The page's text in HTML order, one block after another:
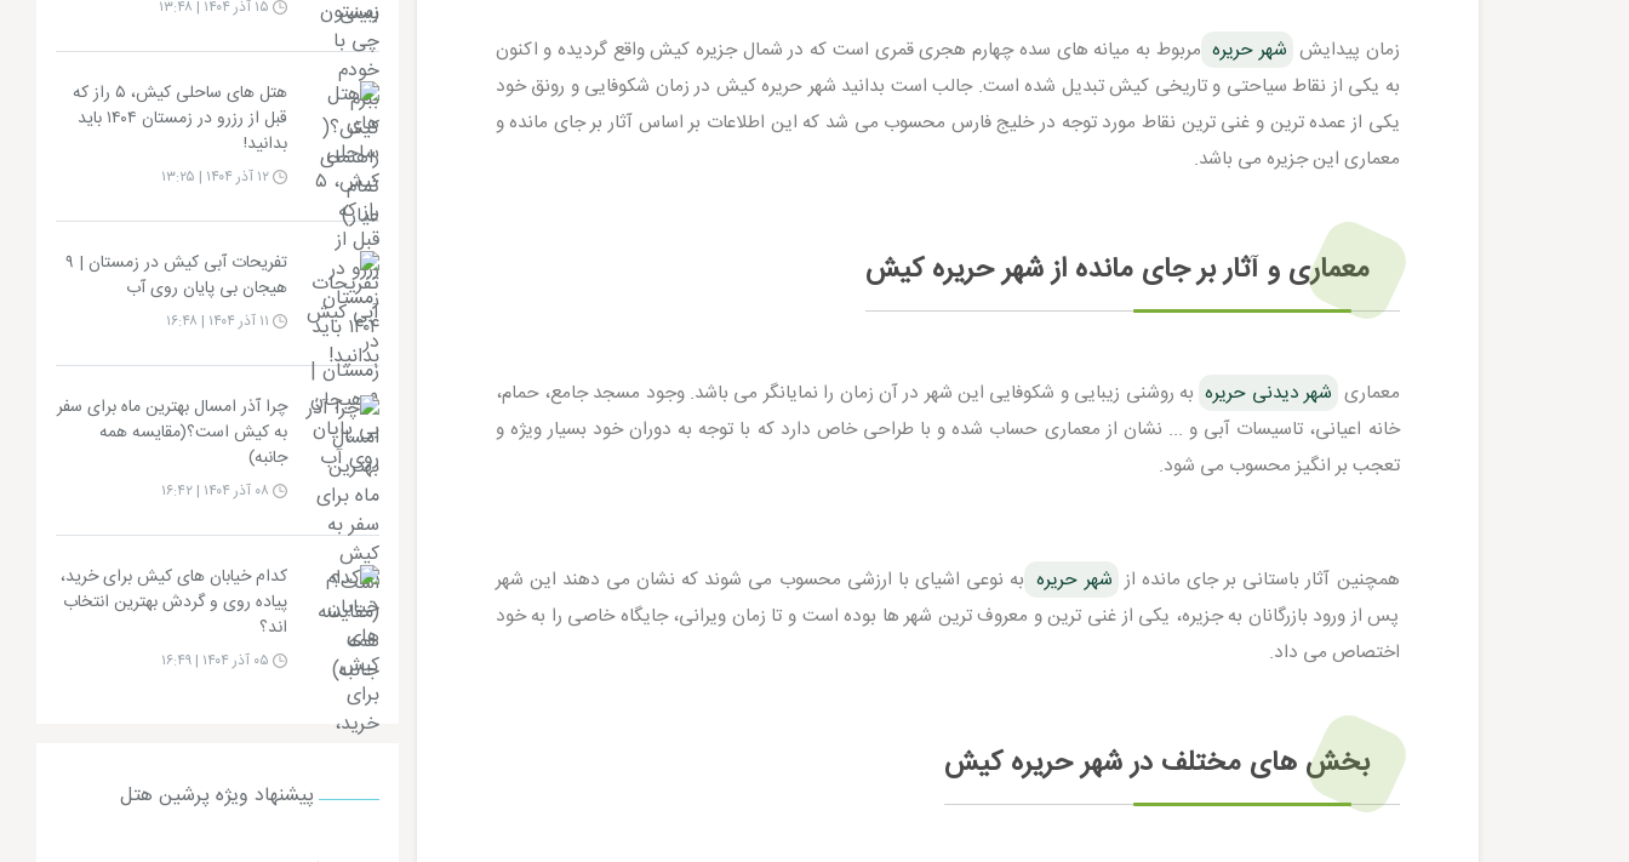
زمان پیدایش شهر حریره مربوط به میانه های سده چهارم هجری قمری است که در شمال جزیره کیش واقع گردیده و اکنون
به یکی از نقاط سیاحتی و تاریخی کیش تبدیل شده است. جالب است بدانید شهر حریره کیش در زمان شکوفایی و رونق خود
یکی از عمده ترین و غنی ترین نقاط مورد توجه در خلیج فارس محسوب می شد که این اطلاعات بر اساس آثار بر جای مانده و
معماری این جزیره می باشد.
معماری و آثار بر جای مانده از شهر حریره کیش
معماری شهر دیدنی حریره به روشنی زیبایی و شکوفایی این شهر در آن زمان را نمایانگر می باشد. وجود مسجد جامع، حمام،
خانه اعیانی، تاسیسات آبی و ... نشان از معماری حساب شده و با طراحی خاص دارد که با توجه به دوران خود بسیار ویژه و
تعجب بر انگیز محسوب می شود.
همچنین آثار باستانی بر جای مانده از شهر حریره به نوعی اشیای با ارزشی محسوب می شوند که نشان می دهند این شهر
پس از ورود بازرگانان به جزیره، یکی از غنی ترین و معروف ترین شهر ها بوده است و تا زمان ویرانی، جایگاه خاصی را به خود
اختصاص می داد.
بخش های مختلف در شهر حریره کیش
هتل های ساحلی کیش، ۵ راز که
قبل از رزرو در زمستان ۱۴۰۴ باید
بدانید!
۱۲ آذر ۱۴۰۴ | ۱۳:۲۵
تفریحات آبی کیش در زمستان | ۹
هیجان بی پایان روی آب
چرا آذر امسال بهترین ماه برای سفر
به کیش است؟(مقایسه همه
جانبه)
کدام خیابان های کیش برای خرید،
پیاده روی و گردش بهترین انتخاب
اند؟
پیشنهاد ویژه پرشین هتل